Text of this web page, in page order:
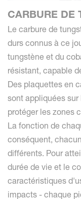
CARBURE DE
Le carbure de
durs connus à ce
tungstène et du
résistant, capable
Des plaquettes en
sont appliquées
protéger les zones
La fonction de
conséquent,
différents. Pour
durée de vie et le
caractéristiques
impacts - chaque